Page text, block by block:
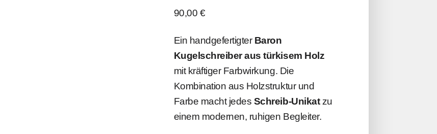
90,00 €
Ein handgefertigter Baron
Kugelschreiber aus türkisem Holz
mit kräftiger Farbwirkung. Die
Kombination aus Holzstruktur und
Farbe macht jedes Schreib-Unikatzu
einem modernen, ruhigen Begleiter.